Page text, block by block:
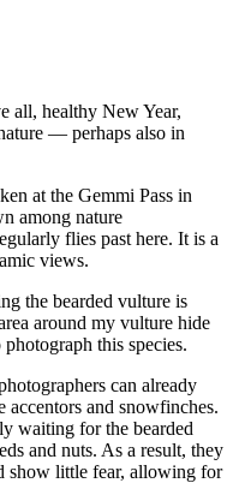
all, healthy New Year,
— perhaps also in
at the Gemmi Pass in
among nature
flies past here. It is a
views.
the bearded vulture is
around my vulture hide
this species.
can already
and snowfinches.
waiting for the bearded
and nuts. As a result, they
show little fear, allowing for